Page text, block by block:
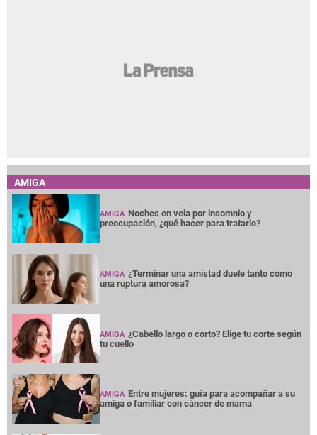
AMIGA
AMIGA Noches en vela por insomnio y
preocupación, ¿qué hacer para tratarlo?
AMIGA ¿Terminar una amistad duele tanto como
una ruptura amorosa?
AMIGA ¿Cabello largo o corto? Elige tu corte según
tu cuello
AMIGA Entre mujeres: guía para acompañar a su
amiga o familiar con cáncer de mama